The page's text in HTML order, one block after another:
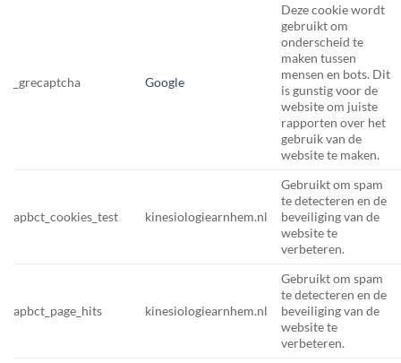
_grecaptcha Google
Deze cookie wordt
gebruikt om
onderscheid te
maken tussen
mensen en bots. Dit
is gunstig voor de
website om juiste
rapporten over het
gebruik van de
website te maken.
apbct_cookies_test kinesiologiearnhem.nl
Gebruikt om spam
te detecteren en de
beveiliging van de
website te
verbeteren.
apbct_page_hits kinesiologiearnhem.nl
Gebruikt om spam
te detecteren en de
beveiliging van de
website te
verbeteren.